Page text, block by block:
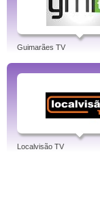
Guimarães TV
Localvisão TV